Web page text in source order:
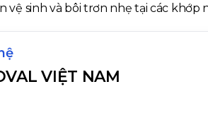
sinh và bôi trơn nhẹ tại các khớp
VIỆT NAM